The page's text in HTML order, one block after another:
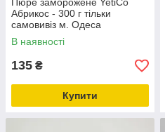
Абрикос - 300 г тільки
самовивіз м. Одеса
В наявності
135 ₴
Купити